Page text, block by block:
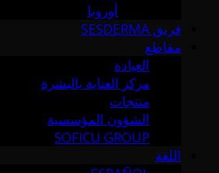
أوروبا
فريق SESDERMA
مقاطع
العيادة
مركز العناية بالبشرة
منتجات
الشؤون المؤسسية
SOFICU GROUP
اللغة